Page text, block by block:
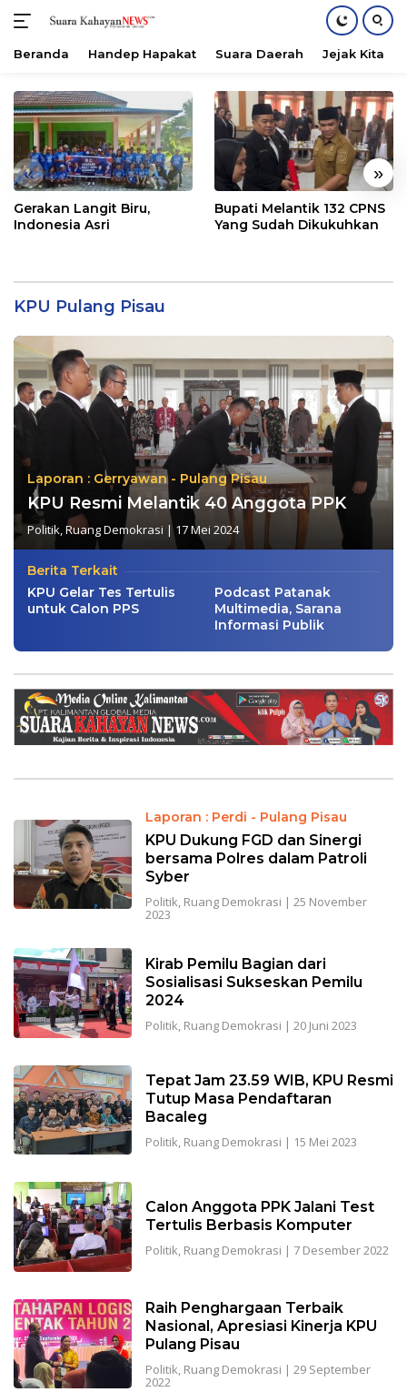
konten
Beranda Handep Hapakat Suara Daerah Jejak Kita
« »
Gerakan Langit Biru,
Indonesia Asri
Bupati Melantik 132 CPNS
Yang Sudah Dikukuhkan
KPU Pulang Pisau
Laporan : Gerryawan - Pulang Pisau
KPU Resmi Melantik 40 Anggota PPK
Politik,Ruang Demokrasi |17 Mei 2024
Berita Terkait
KPU Gelar Tes Tertulis
untuk Calon PPS
Podcast Patanak
Multimedia, Sarana
Informasi Publik
Laporan : Perdi - Pulang Pisau
KPU Dukung FGD dan Sinergi
bersama Polres dalam Patroli
Syber
Politik, Ruang Demokrasi | 25 November
2023
Kirab Pemilu Bagian dari
Sosialisasi Sukseskan Pemilu
2024
Politik, Ruang Demokrasi | 20 Juni 2023
Tepat Jam 23.59 WIB, KPU Resmi
Tutup Masa Pendaftaran
Bacaleg
Politik, Ruang Demokrasi | 15 Mei 2023
Calon Anggota PPK Jalani Test
Tertulis Berbasis Komputer
Politik, Ruang Demokrasi | 7 Desember 2022
Raih Penghargaan Terbaik
Nasional, Apresiasi Kinerja KPU
Pulang Pisau
Politik, Ruang Demokrasi | 29 September
2022